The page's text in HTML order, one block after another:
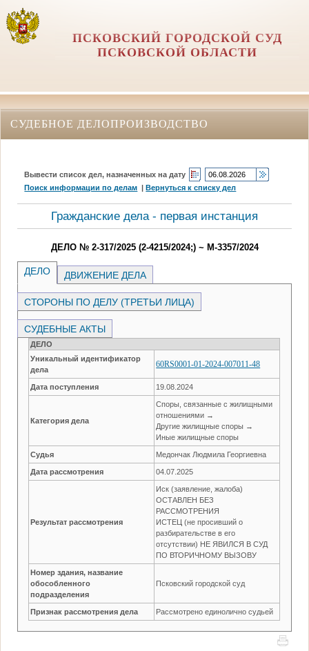
ПСКОВСКИЙ ГОРОДСКОЙ СУД
ПСКОВСКОЙ ОБЛАСТИ
СУДЕБНОЕ ДЕЛОПРОИЗВОДСТВО
Вывести список дел, назначенных на дату
Поиск информации по делам |Вернуться к списку дел
Гражданские дела - первая инстанция
ДЕЛО № 2-317/2025 (2-4215/2024;) ~ М-3357/2024
ДЕЛО ДВИЖЕНИЕ ДЕЛА
СТОРОНЫ ПО ДЕЛУ (ТРЕТЬИ ЛИЦА)
СУДЕБНЫЕ АКТЫ
ДЕЛО
Уникальный идентификатор
дела
60RS0001-01-2024-007011-48
Дата поступления 19.08.2024
Категория дела
Споры, связанные с жилищными
отношениями →
Другие жилищные споры →
Иные жилищные споры
Судья Медончак Людмила Георгиевна
Дата рассмотрения 04.07.2025
Результат рассмотрения
Иск (заявление, жалоба)
ОСТАВЛЕН БЕЗ
РАССМОТРЕНИЯ
ИСТЕЦ (не просивший о
разбирательстве в его
отсутствии) НЕ ЯВИЛСЯ В СУД
ПО ВТОРИЧНОМУ ВЫЗОВУ
Номер здания, название
обособленного
подразделения
Псковский городской суд
Признак рассмотрения дела Рассмотрено единолично судьей